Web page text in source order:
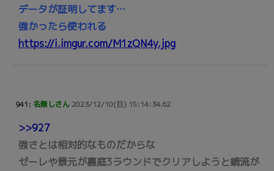
データが証明してます…
強かったら使われる
https://i.imgur.com/M1zQN4y.jpg
941: 名無しさん2023/12/10(日) 15:14:34.62
>>927
強さとは相対的なものだからな
ゼーレや景元が裏庭3ラウンドでクリアしようと鏡流が